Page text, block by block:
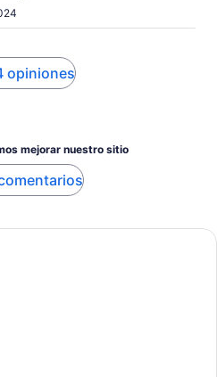
opiniones
mejorar nuestro sitio